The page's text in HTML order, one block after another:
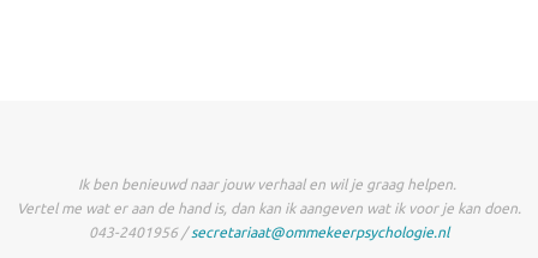
Ik ben benieuwd naar jouw verhaal en wil je graag helpen.
Vertel me wat er aan de hand is, dan kan ik aangeven wat ik voor je kan doen.
043-2401956 /secretariaat@ommekeerpsychologie.nl